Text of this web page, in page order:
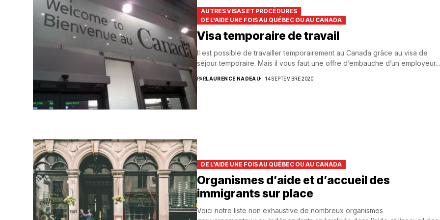
Suivi des démarches
Votre Profession/formation
AUTRES VISAS ET PROCÉDURES
DE L'AIDE UNE FOIS AU QUÉBEC OU AU CANADA
Visa temporaire de travail
Il est possible de travailler temporairement au Canada grâce au visa de
séjour temporaire. Mais il vous faut une offre d’embauche d’un employeur...
PARLAURENCE NADEAU 14 SEPTEMBRE 2020
DE L'AIDE UNE FOIS AU QUÉBEC OU AU CANADA
Organismes d’aide et d’accueil des
immigrants sur place
Voici notre liste non exhaustive de nombreux organismes